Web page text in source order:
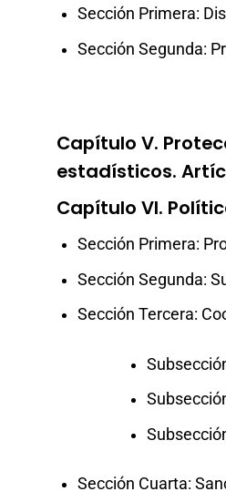
Sección Primera:
Sección Segunda:
Capítulo V.
estadísticos.
Capítulo VI.
Sección Primera:
Sección Segunda:
Sección Tercera:
Sección Cuarta: